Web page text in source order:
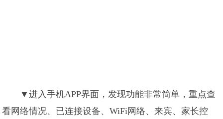
▼进入手机APP界面，发现功能非常简单，重点查
看网络情况、已连接设备、WiFi网络、来宾、家长控